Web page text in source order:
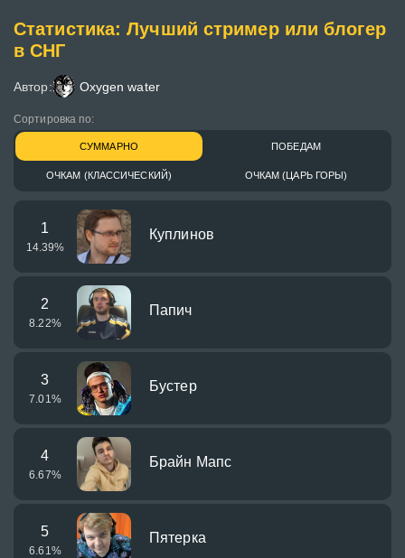
Статистика: Лучший стример или блогер
в СНГ
Автор: Oxygen water
Сортировка по:
СУММАРНО ПОБЕДАМ
ОЧКАМ (КЛАССИЧЕСКИЙ) ОЧКАМ (ЦАРЬ ГОРЫ)
1
14.39%
Куплинов
2
8.22%
Папич
3
7.01%
Бустер
4
6.67%
Брайн Мапс
5
6.61%
Пятерка